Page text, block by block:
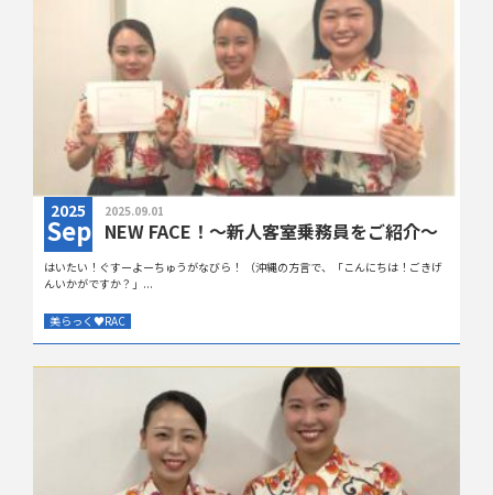
2025
Sep
2025.09.01
NEW FACE！〜新人客室乗務員をご紹介〜
はいたい！ぐすーよーちゅうがなびら！ （沖縄の方言で、「こんにちは！ごきげ
んいかがですか？」...
美らっく ♥RAC